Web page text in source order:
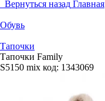
Вернуться назад Главная
Обувь
Тапочки
Тапочки Family
S5150 mix код: 1343069